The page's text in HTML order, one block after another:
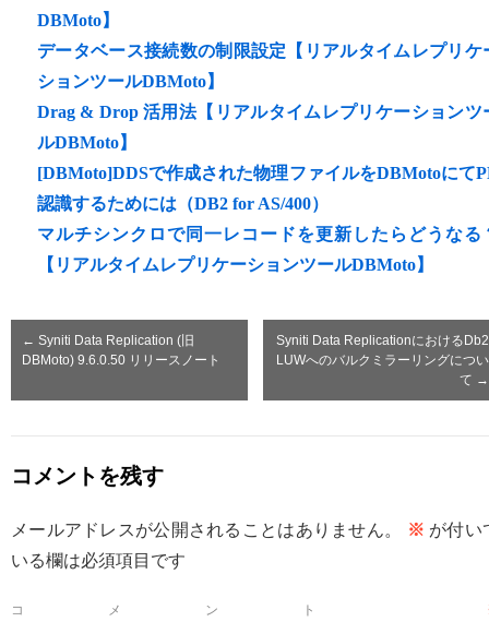
DBMoto】
データベース接続数の制限設定【リアルタイムレプリケ
ションツールDBMoto】
Drag & Drop 活用法【リアルタイムレプリケーションツ
ルDBMoto】
[DBMoto]DDSで作成された物理ファイルをDBMotoにて
認識するためには（DB2 for AS/400）
マルチシンクロで同一レコードを更新したらどうなる
【リアルタイムレプリケーションツールDBMoto】
← Syniti Data Replication (旧
DBMoto) 9.6.0.50 リリースノート
Syniti Data ReplicationにおけるDb2
LUWへのバルクミラーリングについ
て →
コメントを残す
メールアドレスが公開されることはありません。 ※ が付い
いる欄は必須項目です
コメント